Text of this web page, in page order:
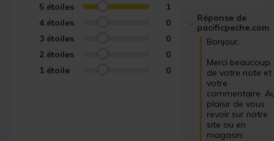
5 étoiles
1
4 étoiles
0
3 étoiles
0
2 étoiles
0
1 étoile 0
Réponse de
pacificpeche.com
Bonjour,
Merci beaucoup
de votre note et
votre
commentaire.
plaisir de vous
revoir sur notre
site ou en
magasin.